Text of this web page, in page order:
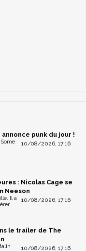
annonce punk du jour !
10/08/2026, 17:16
: Nicolas Cage se
Neeson
10/08/2026, 17:16
Il a
...
le trailer de The
10/08/2026, 17:16